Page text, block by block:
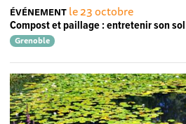
ÉVÉNEMENT le 23 octobre
Compost et paillage : entretenir son
Grenoble